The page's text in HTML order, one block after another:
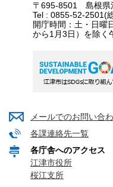
〒695-8501 島根県
Tel : 0855-52-
開庁時間：土・日曜
から1月3日）を除く
メールでのお問い合
各課連絡先一覧
各庁舎へのアクセス
江津市役所
桜江支所